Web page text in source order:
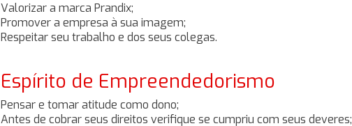
Valorizar a marca Prandix;
Promover a empresa à sua imagem;
Respeitar seu trabalho e dos seus colegas.
Espírito de Empreendedorismo
Pensar e tomar atitude como dono;
Antes de cobrar seus direitos verifique se cumpriu com seus deveres;